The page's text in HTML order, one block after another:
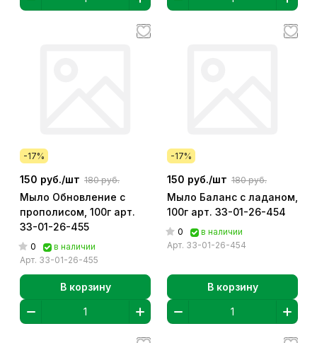
-17%
150 руб./шт 180 руб.
Мыло Обновление с
прополисом, 100г арт.
33-01-26-455
0
в наличии
Арт. 33-01-26-455
В корзину
-17%
150 руб./шт 180 руб.
Мыло Баланс с ладаном,
100г арт. 33-01-26-454
0
в наличии
Арт. 33-01-26-454
В корзину